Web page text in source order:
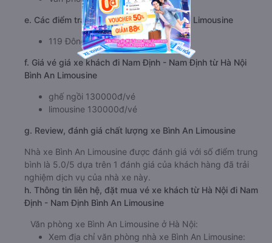
e. Các điểm trả khách của nhà xe Bình An Limousine
119 Đông A
f. Giá vé giá xe khách đi Nam Định - Nam Định từ Hà Nội
Bình An Limousine
ghế ngồi 130000đ/vé
limousine 130000đ/vé
g. Review, đánh giá chất lượng xe Bình An Limousine
Nhà xe Bình An Limousine được đánh giá với số điểm trung
bình là 5.0/5 dựa trên 1 đánh giá của khách hàng đã trải
nghiệm dịch vụ của nhà xe này.
h. Thông tin liên hệ, đặt mua vé xe khách từ Hà Nội đi Nam
Định - Nam Định Bình An Limousine
Văn phòng xe Bình An Limousine ở Hà Nội:
Xem địa chỉ văn phòng nhà xe Bình An Limousine: